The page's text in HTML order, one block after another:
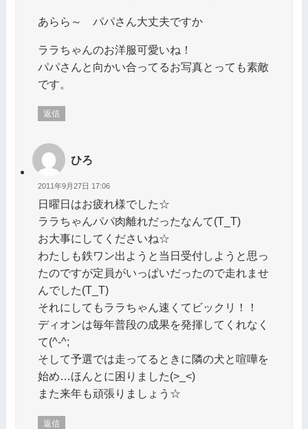
あらら～ パパさん大丈夫ですか
ララちゃんのお洋服可愛いね！
パパさんと向かい合ってるお写真とっても素敵
です。
返信
ひろ
2011年9月27日 17:06
日曜日はお疲れ様でした☆
ララちゃんパパ肉離れだったなんて(T_T)
お大事にしてくださいね☆
わたしも鉄ワン出ようと当日受付しようと思っ
たのですが定員がいっぱいだったので走れませ
んでした(T_T)
それにしてもララちゃん速くてビックリ！！
ディオンは毎年普段の成果を発揮してくれなく
て(^-^;
そして予選では走ってるときに隣の犬と喧嘩を
始め…ほんとに困りました(>_<)
また来年も頑張りましょう☆
返信